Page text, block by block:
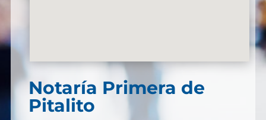
Notaría Primera de
Pitalito